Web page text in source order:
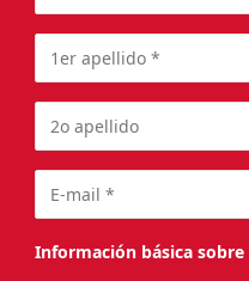
Información básica